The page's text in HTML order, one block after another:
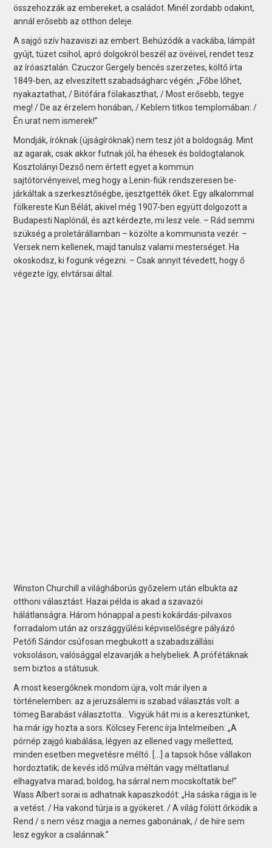
összehozzák az embereket, a családot. Minél zordabb odakint,
annál erősebb az otthon deleje.
A sajgó szív hazaviszi az embert. Behúzódik a vackába, lámpát
gyújt, tüzet csihol, apró dolgokról beszél az övéivel, rendet tesz
az íróasztalán. Czuczor Gergely bencés szerzetes, költő írta
1849-ben, az elveszített szabadságharc végén: „Főbe lőhet,
nyakaztathat, / Bitófára fölakaszthat, / Most erősebb, tegye
meg! / De az érzelem honában, / Keblem titkos templomában: /
Én urat nem ismerek!”
Mondják, íróknak (újságíróknak) nem tesz jót a boldogság. Mint
az agarak, csak akkor futnak jól, ha éhesek és boldogtalanok.
Kosztolányi Dezső nem értett egyet a kommün
sajtótörvényeivel, meg hogy a Lenin-fiúk rendszeresen be­
járkáltak a szerkesztőségbe, ijesztgették őket. Egy alkalommal
fölkereste Kun Bélát, akivel még 1907-ben együtt dolgozott a
Budapesti Naplónál, és azt kérdezte, mi lesz vele. – Rád semmi
szükség a proletárállamban – közölte a kommunista vezér. –
Versek nem kellenek, majd tanulsz valami mesterséget. Ha
okoskodsz, ki fogunk végezni. – Csak annyit tévedett, hogy ő
végezte így, elvtársai által.
Winston Churchill a világháborús győzelem után elbukta az
otthoni választást. Hazai példa is akad a szavazói
hálátlanságra. Három hónappal a pesti kokárdás-pilvaxos
forradalom után az országgyűlési képviselőségre pályázó
Petőfi Sándor csúfosan megbukott a szabadszállási
voksoláson, valósággal elzavarják a helybeliek. A prófétáknak
sem biztos a státusuk.
A most kesergőknek mondom újra, volt már ilyen a
történelemben: az a jeruzsálemi is szabad választás volt: a
tömeg Barabást választotta… Vigyük hát mi is a keresztünket,
ha már így hozta a sors. Kölcsey Ferenc írja Intelmeiben: „A
pórnép zajgó kiabálása, légyen az ellened vagy melletted,
minden esetben megvetésre méltó. […] a tapsok hőse vállakon
hordoztatik; de kevés idő múlva méltán vagy méltatlanul
elhagyatva marad; boldog, ha sárral nem mocskoltatik be!”
Wass Albert sorai is adhatnak kapaszkodót: „Ha sáska rágja is le
a vetést. / Ha vakond túrja is a gyökeret. / A világ fölött őrködik a
Rend / s nem vész magja a nemes gabonának, / de híre sem
lesz egykor a csalánnak.”